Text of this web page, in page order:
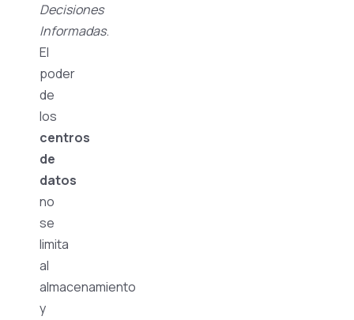
Decisiones
Informadas.
El
poder
de
los
centros
de
datos
no
se
limita
al
almacenamiento
y